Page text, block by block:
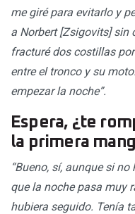
me giré para evitarlo y
a Norbert [Zsigovits] sin
fracturé dos costillas
entre el tronco y su
empezar la noche”.
Espera, ¿te
la primera
“Bueno, sí, aunque si
que la noche pasa muy
hubiera seguido. Tenía